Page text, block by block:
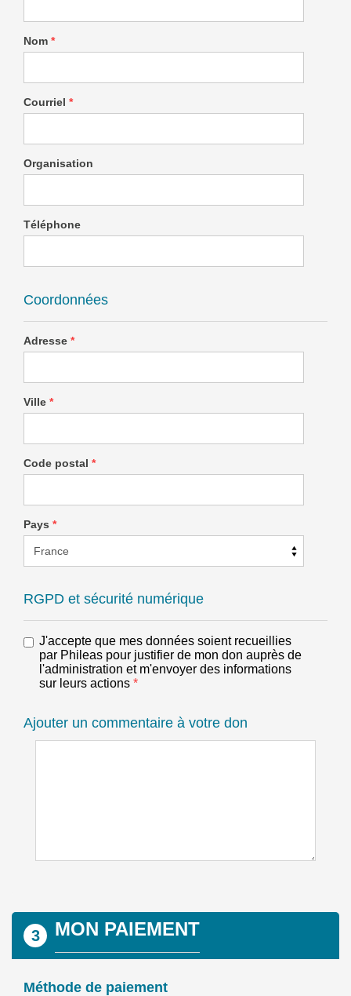
Nom *
Courriel *
Organisation
Téléphone
Coordonnées
Adresse *
Ville *
Code postal *
Pays *
RGPD et sécurité numérique
J'accepte que mes données soient recueillies
par Phileas pour justifier de mon don auprès de
l'administration et m'envoyer des informations
sur leurs actions *
Ajouter un commentaire à votre don
3 MON PAIEMENT
Méthode de paiement